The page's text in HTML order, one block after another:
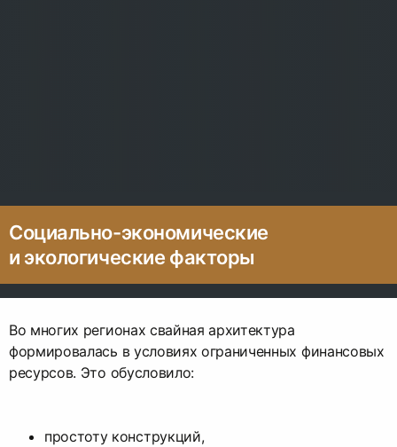
Социально-экономические
и экологические факторы
Во многих регионах свайная архитектура
формировалась в условиях ограниченных финансовых
ресурсов. Это обусловило:
простоту конструкций,